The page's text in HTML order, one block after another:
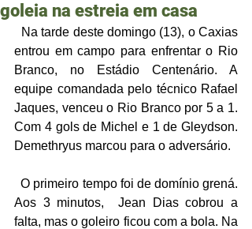
goleia na estreia em casa
entrou em campo para enfrentar o Rio
Branco, no Estádio Centenário. A
equipe comandada pelo técnico Rafael
Jaques, venceu o Rio Branco por 5 a 1.
Com 4 gols de Michel e 1 de Gleydson.
Demethryus marcou para o adversário.
  O primeiro tempo foi de domínio grená.
Aos 3 minutos,  Jean Dias cobrou a
falta, mas o goleiro ficou com a bola. Na